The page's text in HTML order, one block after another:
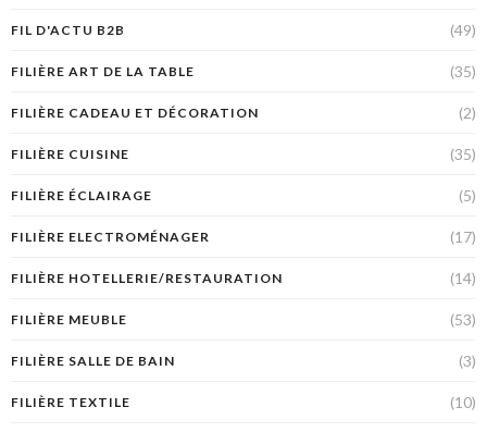
FIL D'ACTU B2B (49)
FILIÈRE ART DE LA TABLE (35)
FILIÈRE CADEAU ET DÉCORATION (2)
FILIÈRE CUISINE (35)
FILIÈRE ÉCLAIRAGE (5)
FILIÈRE ELECTROMÉNAGER (17)
FILIÈRE HOTELLERIE/RESTAURATION (14)
FILIÈRE MEUBLE (53)
FILIÈRE SALLE DE BAIN (3)
FILIÈRE TEXTILE (10)